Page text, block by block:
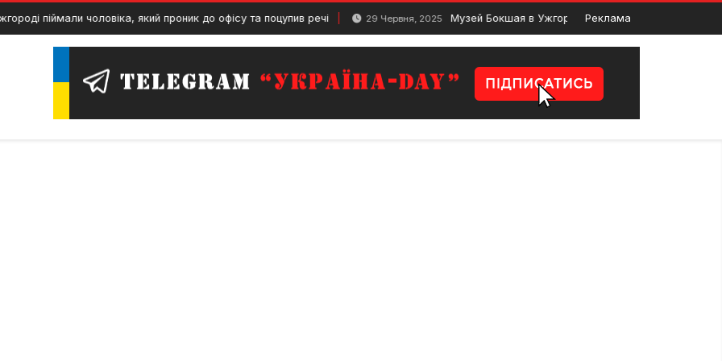
піймали чоловіка, який проник до офісу та поцупив речі 29 Червня, 2025 Музей Бокшая в Ужгороді. Скарбниця мистецтва
Реклама